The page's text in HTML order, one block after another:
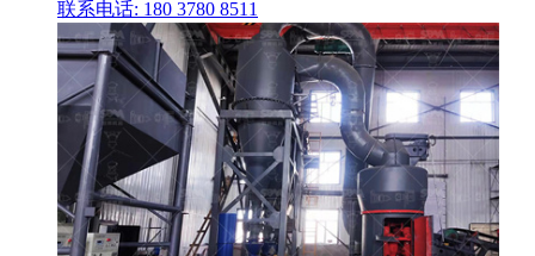
联系电话: 180 3780 8511